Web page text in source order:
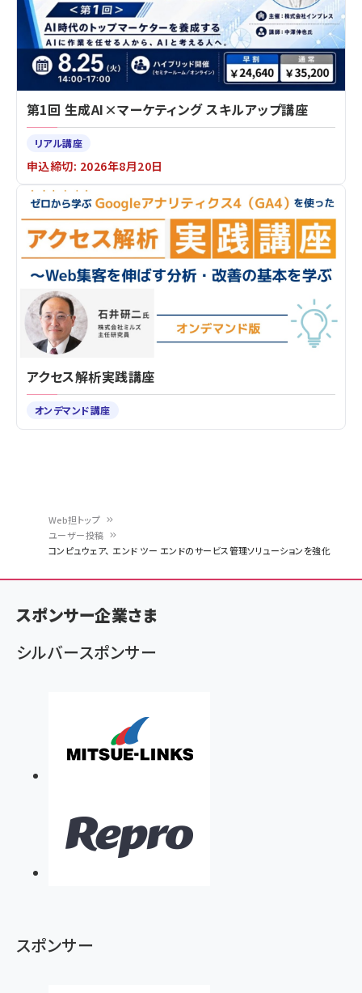
ン
く
ず
Web担トップ
ユーザー投稿
コンピュウェア、 エンド ツー エンドのサービス管理ソリューションを強化
第1回 生成AI×マーケティング スキルアップ講座
リアル講座
申込締切: 2026年8月20日
アクセス解析実践講座
オンデマンド講座
スポンサー企業さま
シルバースポンサー
スポンサー